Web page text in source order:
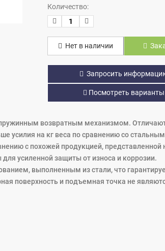
Количество:
Нет в наличии
Запросить
Посмотреть варианты
возвратным механизмом.
усилия на кг веса по сравнению со
с похожей продукцией,
усиленной защиты от износа и коррозии.
выполненным из стали, что
поверхность и подъемная точка не